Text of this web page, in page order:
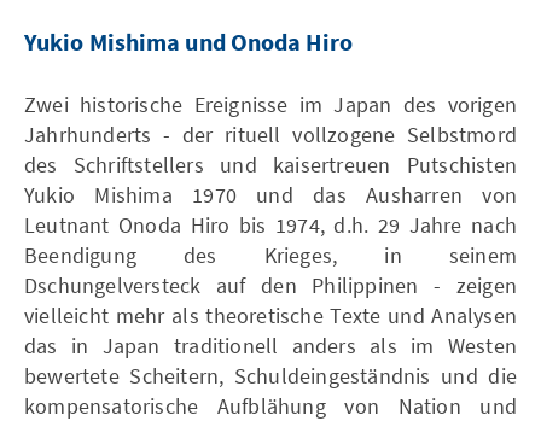
Yukio Mishima und Onoda Hiro
Zwei historische Ereignisse im Japan des vorigen
Jahrhunderts - der rituell vollzogene Selbstmord
des Schriftstellers und kaisertreuen Putschisten
Yukio Mishima 1970 und das Ausharren von
Leutnant Onoda Hiro bis 1974, d.h. 29 Jahre nach
Beendigung des Krieges, in seinem
Dschungelversteck auf den Philippinen - zeigen
vielleicht mehr als theoretische Texte und Analysen
das in Japan traditionell anders als im Westen
bewertete Scheitern, Schuldeingeständnis und die
kompensatorische Aufblähung von Nation und